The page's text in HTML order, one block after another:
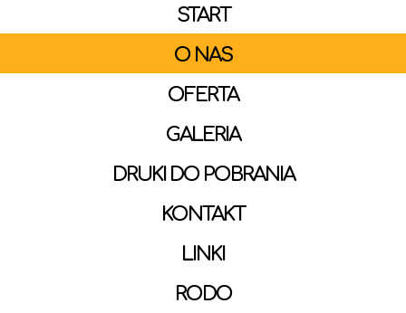
START
O NAS
OFERTA
GALERIA
DRUKI DO POBRANIA
KONTAKT
LINKI
RODO